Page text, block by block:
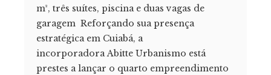
m², três suítes, piscina e duas vagas de
garagem Reforçando sua presença
estratégica em Cuiabá, a
incorporadora Abitte Urbanismo está
prestes a lançar o quarto empreendimento